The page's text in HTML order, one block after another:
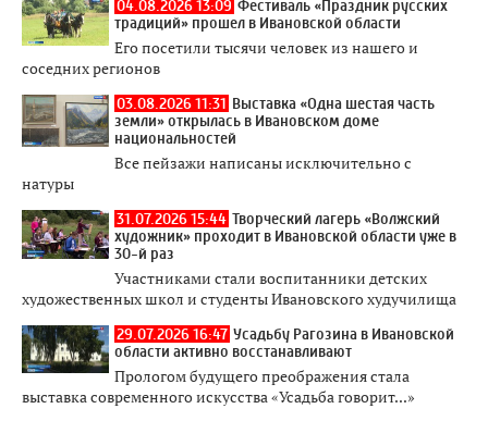
04.08.2026 13:09 Фестиваль «Праздник русских
традиций» прошел в Ивановской области
Его посетили тысячи человек из нашего и
соседних регионов
03.08.2026 11:31 Выставка «Одна шестая часть
земли» открылась в Ивановском доме
национальностей
Все пейзажи написаны исключительно с
натуры
31.07.2026 15:44 Творческий лагерь «Волжский
художник» проходит в Ивановской области уже в
30-й раз
Участниками стали воспитанники детских
художественных школ и студенты Ивановского худучилища
29.07.2026 16:47 Усадьбу Рагозина в Ивановской
области активно восстанавливают
Прологом будущего преображения стала
выставка современного искусства «Усадьба говорит...»